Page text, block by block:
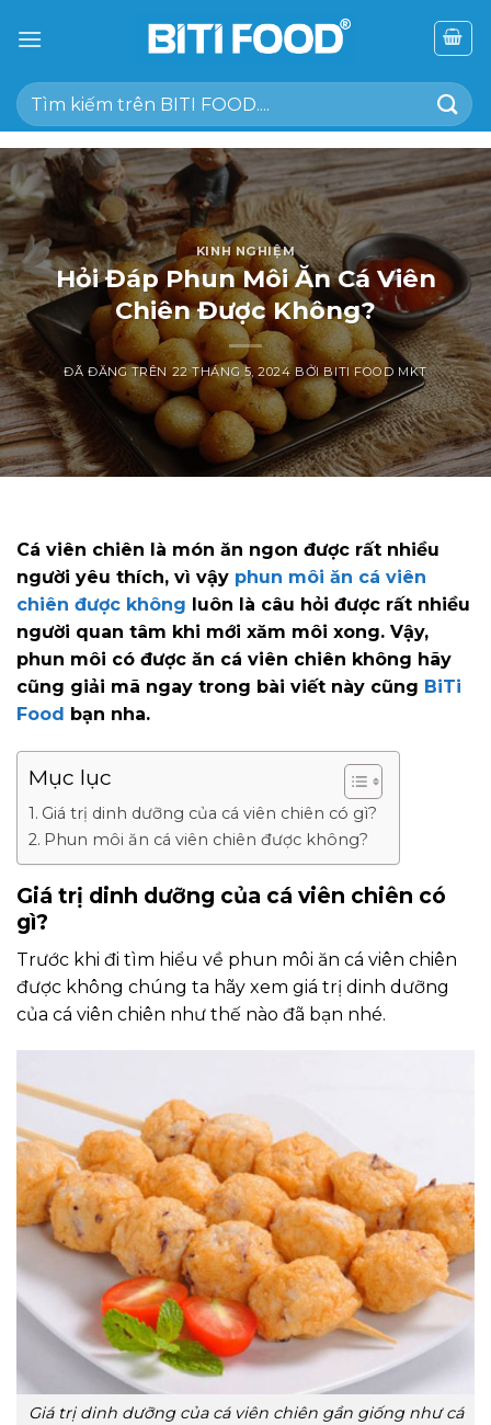
đến
dung
Tìm
kiếm:
KINH NGHIỆM
Hỏi Đáp Phun Môi Ăn Cá Viên
Chiên Được Không?
ĐÃ ĐĂNG TRÊN22 THÁNG 5, 2024 BỞIBITI FOOD MKT
Cá viên chiên là món ăn ngon được rất nhiều
người yêu thích, vì vậy phun môi ăn cá viên
chiên được không luôn là câu hỏi được rất nhiều
người quan tâm khi mới xăm môi xong. Vậy,
phun môi có được ăn cá viên chiên không hãy
cũng giải mã ngay trong bài viết này cũng BiTi
Food bạn nha.
Mục lục
Giá trị dinh dưỡng của cá viên chiên có gì?
Phun môi ăn cá viên chiên được không?
Giá trị dinh dưỡng của cá viên chiên có
gì?
Trước khi đi tìm hiểu về phun môi ăn cá viên chiên
được không chúng ta hãy xem giá trị dinh dưỡng
của cá viên chiên như thế nào đã bạn nhé.
Giá trị dinh dưỡng của cá viên chiên gần giống như cá